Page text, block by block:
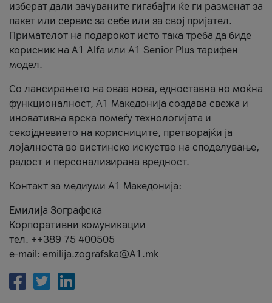
изберат дали зачуваните гигабајти ќе ги разменат за
пакет или сервис за себе или за свој пријател.
Примателот на подарокот исто така треба да биде
корисник на А1 Alfa или A1 Senior Plus тарифен
модел.
Со лансирањето на оваа нова, едноставна но моќна
функционалност, А1 Македонија создава свежа и
иновативна врска помеѓу технологијата и
секојдневието на корисниците, претворајќи ја
лојалноста во вистинско искуство на споделување,
радост и персонализирана вредност.
Контакт за медиуми А1 Македонија:
Емилија Зографска
Корпоративни комуникации
тел. ++389 75 400505
e-mail: emilija.zografska@A1.mk